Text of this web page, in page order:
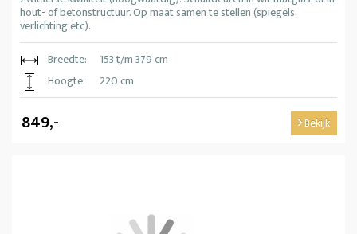
hout- of betonstructuur. Op maat samen te stellen (spiegels,
verlichting etc).
Breedte:
153 t/m 379 cm
Hoogte:
220 cm
849,- Bekijk